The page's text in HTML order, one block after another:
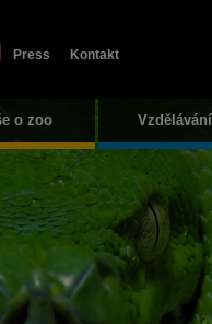
Press Kontakt
o zoo Vzdělávání